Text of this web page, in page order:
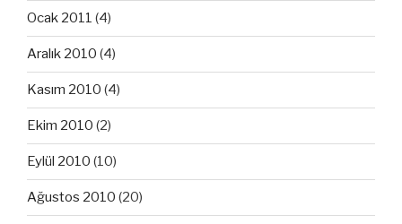
Ocak 2011 (4)
Aralık 2010 (4)
Kasım 2010 (4)
Ekim 2010 (2)
Eylül 2010 (10)
Ağustos 2010 (20)